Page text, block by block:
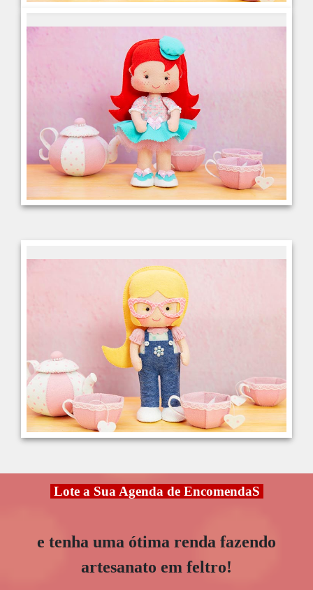
Lote a Sua Agenda de EncomendaS
e tenha uma ótima renda fazendo
artesanato em feltro!